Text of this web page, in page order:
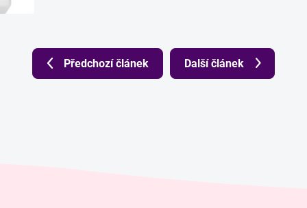
Předchozí článek Další článek